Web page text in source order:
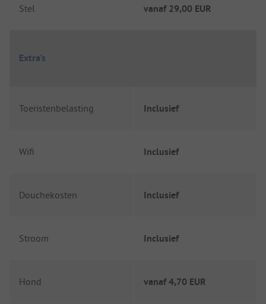
Stel vanaf 29,00 EUR
Extra's
Toeristenbelasting Inclusief
Wifi Inclusief
Douchekosten Inclusief
Stroom Inclusief
Hond vanaf4,70 EUR